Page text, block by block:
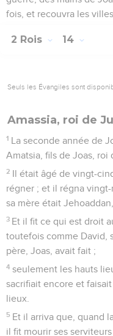
fois, et recouvra les villes
2 Rois 14
Seuls les Évangiles sont
Amassia, roi de
1 La seconde année de
Amatsia, fils de Joas, roi
2 Il était âgé de vingt-
régner ; et il régna
sa mère était
3 Et il fit ce qui est droit
toutefois comme David,
père, Joas, avait fait ;
4 seulement les hauts
sacrifiait encore et
lieux.
5 Et il arriva que, quand
il fit mourir ses